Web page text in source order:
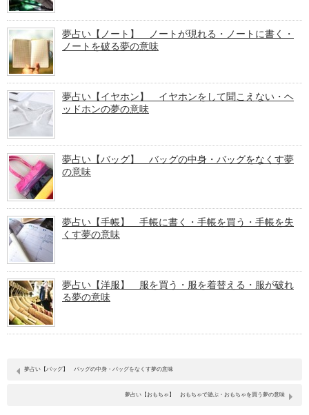
夢占い【ノート】 ノートが現れる・ノートに書く・
ノートを破る夢の意味
夢占い【イヤホン】 イヤホンをして聞こえない・ヘ
ッドホンの夢の意味
夢占い【バッグ】 バッグの中身・バッグをなくす夢
の意味
夢占い【手帳】 手帳に書く・手帳を買う・手帳を失
くす夢の意味
夢占い【洋服】 服を買う・服を着替える・服が破れ
る夢の意味
夢占い【バッグ】 バッグの中身・バッグをなくす夢の意味
夢占い【おもちゃ】 おもちゃで遊ぶ・おもちゃを買う夢の意味